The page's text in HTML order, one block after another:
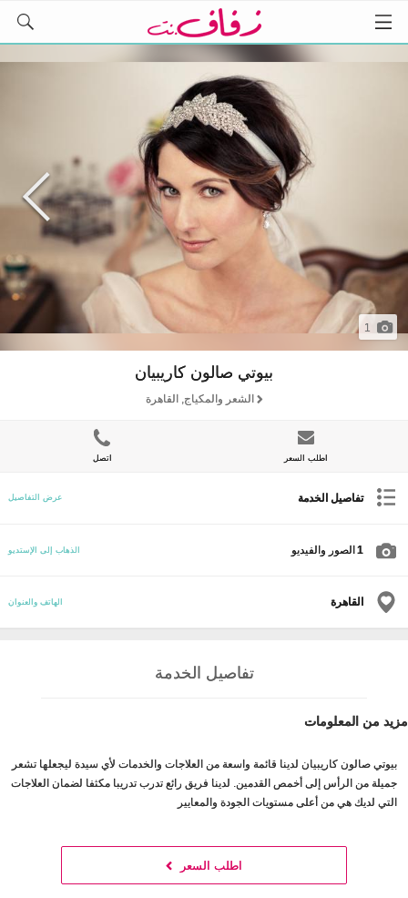
1
بيوتي صالون كاريبيان
الشعر والمكياج, القاهرة
اطلب السعر اتصل
تفاصيل الخدمة عرض التفاصيل
1 الصور والفيديو الذهاب إلى الإستديو
القاهرة الهاتف والعنوان
تفاصيل الخدمة
مزيد من المعلومات
بيوتي صالون كاريبيان لدينا قائمة واسعة من العلاجات والخدمات لأي سيدة ليجعلها تشعر
جميلة من الرأس إلى أخمص القدمين. لدينا فريق رائع تدرب تدريبا مكثفا لضمان العلاجات
التي لديك هي من أعلى مستويات الجودة والمعايير
اطلب السعر